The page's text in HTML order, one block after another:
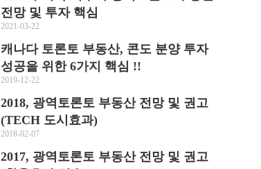
전망 및 투자 핵심
2021-03-22
캐나다 토론토 부동산, 콘도 분양 투자
성공을 위한 6가지 핵심 !!
2019-12-22
2018, 광역토론토 부동산 전망 및 권고
(TECH 도시효과)
2018-02-07
2017, 광역토론토 부동산 전망 및 권고